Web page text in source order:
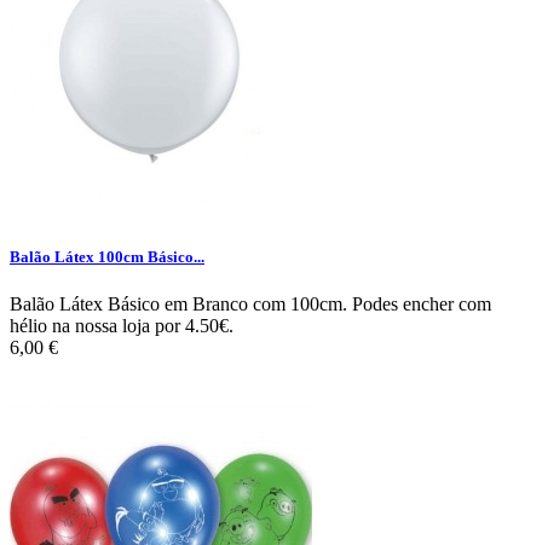
Balão Látex 100cm Básico...
Balão Látex Básico em Branco com 100cm. Podes encher com
hélio na nossa loja por 4.50€.
6,00 €